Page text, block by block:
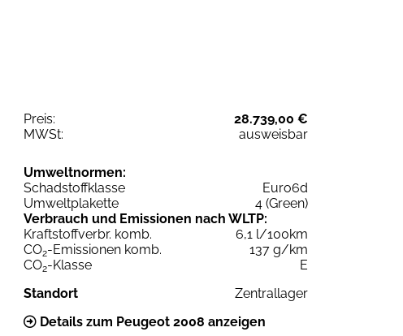
Preis:
28.739,00 €
MWSt:
ausweisbar
Umweltnormen:
Schadstoffklasse
Euro6d
Umweltplakette
4 (Green)
Verbrauch und Emissionen nach WLTP:
Kraftstoffverbr. komb.
6,1 l/100km
CO2-Emissionen komb.
137 g/km
CO2-Klasse
E
Standort
Zentrallager
Details zum Peugeot 2008 anzeigen